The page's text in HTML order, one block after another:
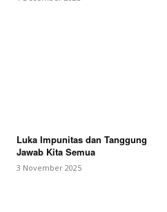
Luka Impunitas dan Tanggung
Jawab Kita Semua
3 November 2025